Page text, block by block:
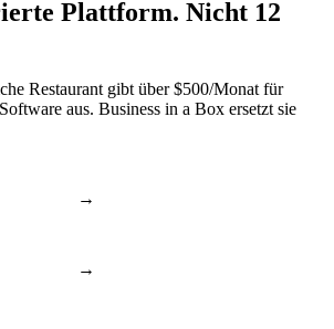
Plattform. Nicht 12
Restaurant gibt über $500/Monat für
aus. Business in a Box ersetzt sie
→
→